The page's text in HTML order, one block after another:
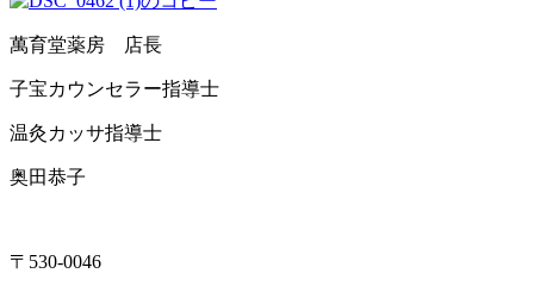
萬育堂薬房 店長
子宝カウンセラー指導士
温灸カッサ指導士
奥田恭子
〒530-0046